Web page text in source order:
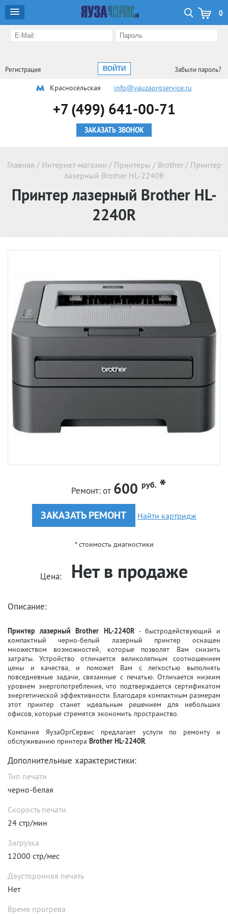
0
Забыли пароль?
Регистрация
Красносельская info@yauzaorgservice.ru
+7 (499) 641-00-71
ЗАКАЗАТЬ ЗВОНОК
Главная / Интернет-магазин / Принтеры / Brother/ Принтер
лазерный Brother HL-2240R
Принтер лазерный Brother HL-
2240R
Ремонт:от 600 руб.
ЗАКАЗАТЬ РЕМОНТ Найти картридж
* стоимость диагностики
Цена: Нет в продаже
Описание:
Принтер лазерный Brother HL-2240R- быстродействующий и
компактный черно-белый лазерный принтер оснащен
множеством возможностей, которые позволят Вам снизить
затраты. Устройство отличается великолепным соотношением
цены и качества, и поможет Вам с легкостью выполнять
повседневные задачи, связанные с печатью. Отличается низким
уровнем энергопотребления, что подтверждается сертификатом
энергетической эффективности. Благодаря компактным размерам
этот принтер станет идеальным решением для небольших
офисов, которые стремятся экономить пространство.
Компания ЯузаОргСервис предлагает услуги по ремонту и
обслуживанию принтера Brother HL-2240R.
Дополнительные характеристики:
Тип печати
черно-белая
Скорость печати
24 стр/мин
Загрузка
12000 стр/мес
Двусторонняя печать
Нет
Время прогрева